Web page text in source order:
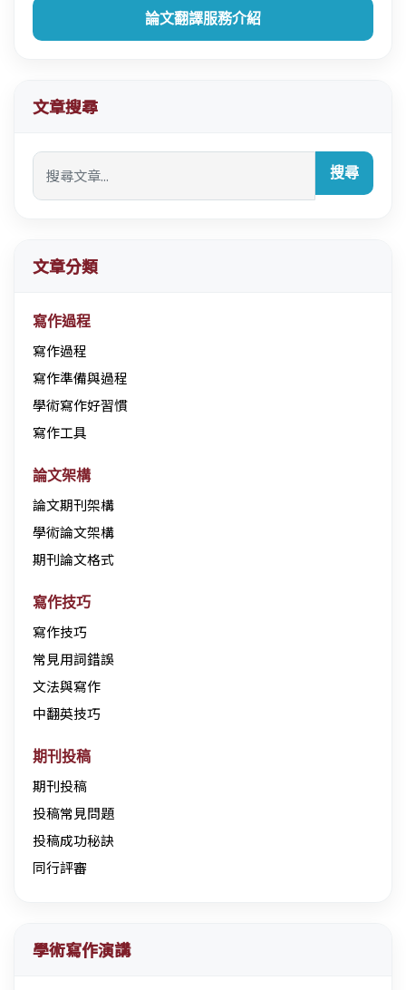
論文翻譯服務介紹
文章搜尋
搜尋
文章分類
寫作過程
寫作過程
寫作準備與過程
學術寫作好習慣
寫作工具
論文架構
論文期刊架構
學術論文架構
期刊論文格式
寫作技巧
寫作技巧
常見用詞錯誤
文法與寫作
中翻英技巧
期刊投稿
期刊投稿
投稿常見問題
投稿成功秘訣
同行評審
學術寫作演講